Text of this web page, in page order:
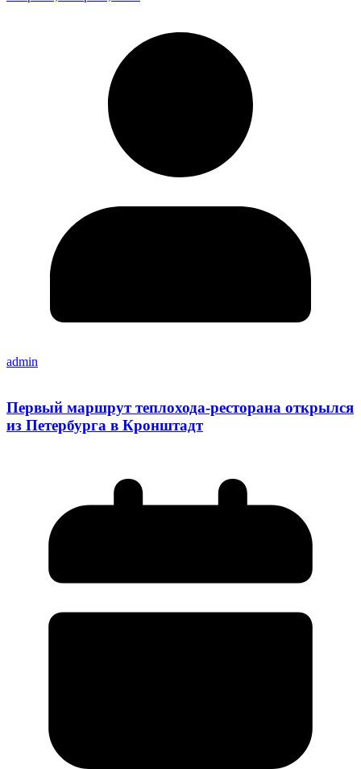
admin
Первый маршрут теплохода-ресторана открылся
из Петербурга в Кронштадт